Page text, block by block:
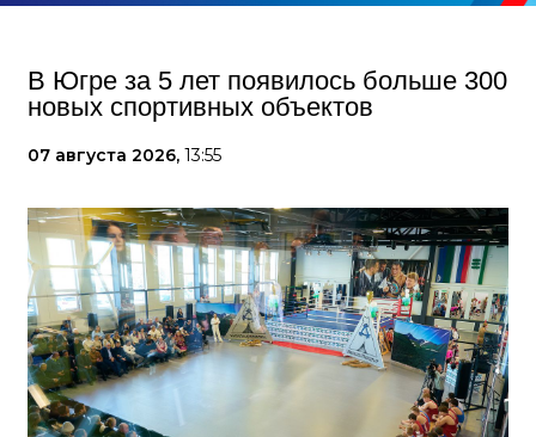
В Югре за 5 лет появилось больше 300
новых спортивных объектов
07 августа 2026, 13:55